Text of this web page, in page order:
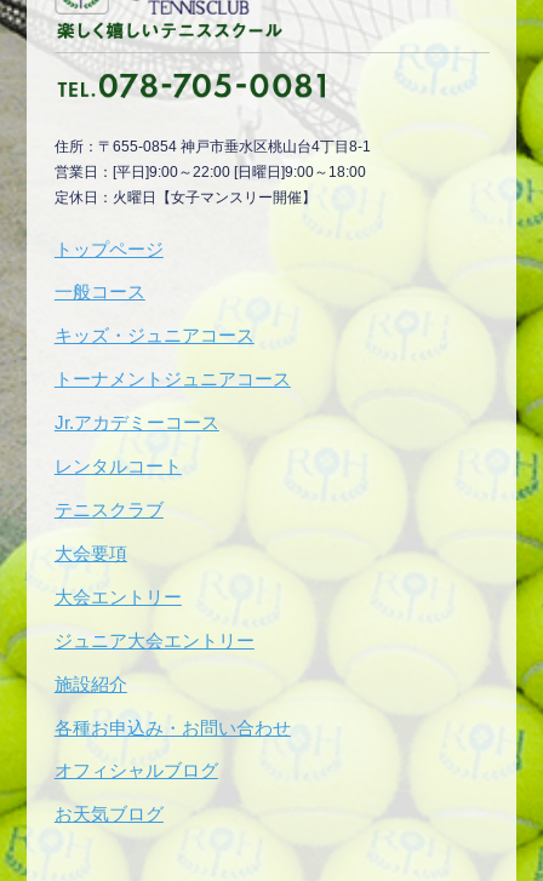
住所：〒655-0854 神戸市垂水区桃山台4丁目8-1
営業日：[平日]9:00～22:00 [日曜日]9:00～18:00
定休日：火曜日【女子マンスリー開催】
トップページ
一般コース
キッズ・ジュニアコース
トーナメントジュニアコース
Jr.アカデミーコース
レンタルコート
テニスクラブ
大会要項
大会エントリー
ジュニア大会エントリー
施設紹介
各種お申込み・お問い合わせ
オフィシャルブログ
お天気ブログ